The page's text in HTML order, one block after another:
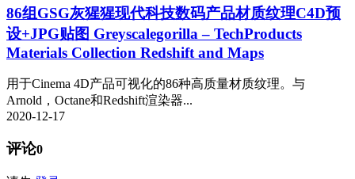
86组GSG灰猩猩现代科技数码产品材质纹理C4D预
设+JPG贴图 Greyscalegorilla – TechProducts
Materials Collection Redshift and Maps
用于Cinema 4D产品可视化的86种高质量材质纹理。与
Arnold，Octane和Redshift渲染器...
2020-12-17
评论0